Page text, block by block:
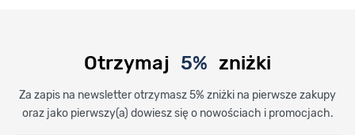
Otrzymaj 5% zniżki
Za zapis na newsletter otrzymasz 5% zniżki na pierwsze zakupy
oraz jako pierwszy(a) dowiesz się o nowościach i promocjach.